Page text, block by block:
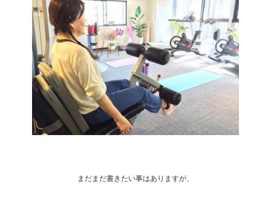
まだまだ書きたい事はありますが、